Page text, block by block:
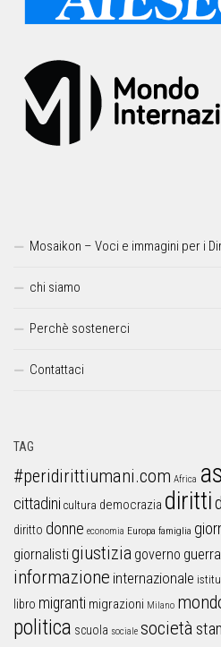
Mosaikon – Voci e immagini per i
chi siamo
Perchè sostenerci
Contattaci
TAG
#peridirittiumani.com Africa
cittadini cultura democrazia diritti
diritto donne economia Europa famiglia
giornalistigiustizia governo guerra
informazione internazionale
libro migranti migrazioni Milano
politica scuola sociale società